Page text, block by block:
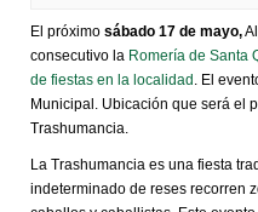
El próximo sábado 17 de mayo,
consecutivo la Romería de Santa
de fiestas en la localidad . El
Municipal. Ubicación que será el
Trashumancia.
La Trashumancia es una fiesta
indeterminado de reses recorren